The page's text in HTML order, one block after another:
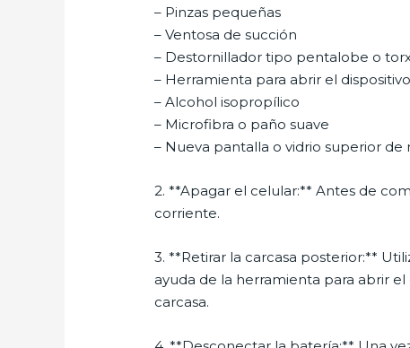
– Pinzas pequeñas
– Ventosa de succión
– Destornillador tipo pentalobe o
– Herramienta para abrir el
– Alcohol isopropílico
– Microfibra o paño suave
– Nueva pantalla o vidrio superior de
2. **Apagar el celular:** Antes de
corriente.
3. **Retirar la carcasa posterior:**
ayuda de la herramienta para abrir
carcasa.